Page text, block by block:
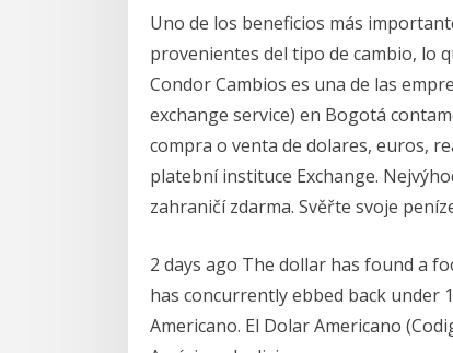
Uno de los beneficios más
provenientes del tipo de cambio, lo
Condor Cambios es una de las
exchange service) en Bogotá
compra o venta de dolares, euros,
platební instituce Exchange.
zahraničí zdarma. Svěřte svoje
2 days ago The dollar has found a
has concurrently ebbed back under
Americano. El Dolar Americano